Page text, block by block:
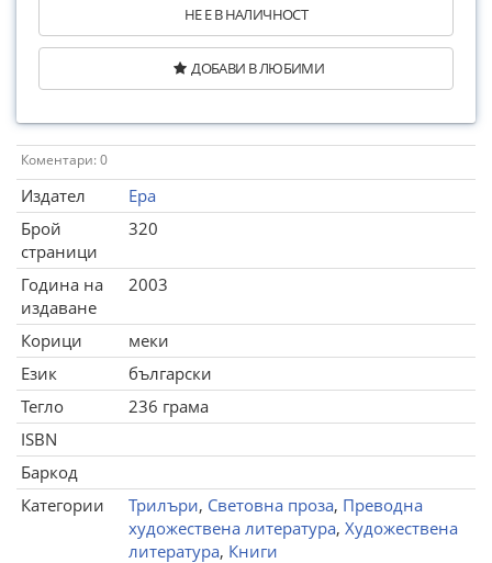
НЕ Е В НАЛИЧНОСТ
ДОБАВИ В ЛЮБИМИ
Коментари: 0
Издател
Ера
Брой
страници
320
Година на
издаване
2003
Корици
меки
Език
български
Тегло
236 грама
ISBN
Баркод
Категории
Трилъри, Световна проза, Преводна
художествена литература, Художествена
литература, Книги